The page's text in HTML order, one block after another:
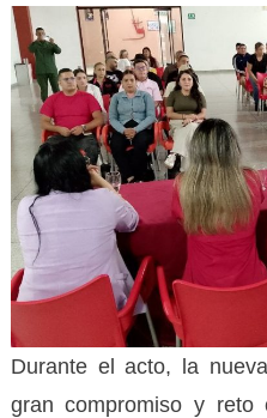
Durante el acto, la
gran compromiso y reto